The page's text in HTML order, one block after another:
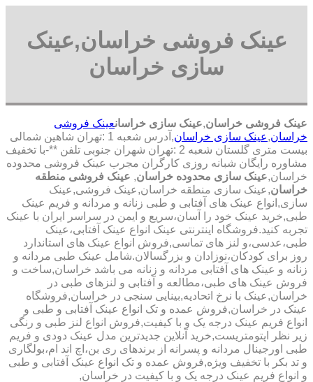
عینک فروشی خراسان,عینک
سازی خراسان
عینک فروشی خراسان,عینک سازی خراسانعینک فروشی
خراسان,عینک سازی خراسان
,آدرس شعبه 1 :تهران شاهین شمالی
بیست متری گلستان شعبه 2 :تهران شهران جنوبی تلفن **-با تخفیف
مشاوره رایگان شبانه روزی کارگران مجرب عینک فروشی محدوده
خراسان,عینک سازی محدوده خراسان, عینک فروشی منطقه
خراسان,عینک سازی منطقه خراسان,عینک فروشی,عینک
سازی,انواع عینک های آفتابی و طبی زنانه و مردانه و فریم عینک
طبی,خرید عینک خود را آسان،سریع و ایمن در سراسر ایران با عینک
تجربه کنید.فروشگاه اینترنتی عینک انواع عینک آفتابی،عینک
طبی،عدسی،و لنز های تماسی,فروش انواع عینک های استاندارد
روز برای کودکان،نوزادان و بزرگسالان.شامل عینک طبی مردانه و
زنانه و عینک های آفتابی مردانه و زنانه می باشد خراسان,ساخت و
فروش عینک های طبی،مطالعه و آفتابی و لنزهای طبی در
خراسان,عینک با نرخ اتحادیه,بینایی سنجی در خراسان,فروشگاه
عینک در خراسان,فروش عمده و تک انواع عینک آفتابی و طبی و
انواع فریم عینک درجه یک و با کیفیت,فروش انواع لنز طبی و رنگی
زیر نظر اپتومتریست,خرید آنلاین جدیدترین مدل عینک دودی و فریم
طبی اورجینال مردانه و پسرانه از برندهای ری بن،اچ اند ام،بولگاری
و تد بکر با تخفیف ویژه,فروش عمده و تک انواع عینک آفتابی و طبی
و انواع فریم عینک درجه یک و با کیفیت در خراسان,